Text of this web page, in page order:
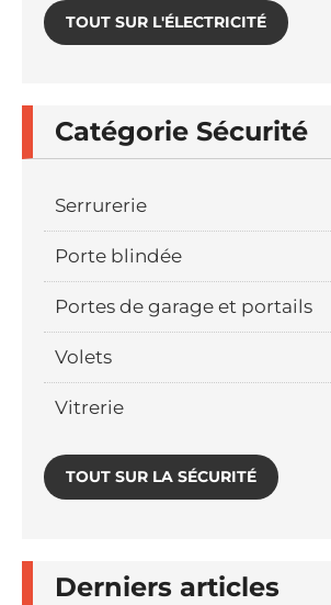
TOUT SUR L'ÉLECTRICITÉ
Catégorie Sécurité
Serrurerie
Porte blindée
Portes de garage et portails
Volets
Vitrerie
TOUT SUR LA SÉCURITÉ
Derniers articles